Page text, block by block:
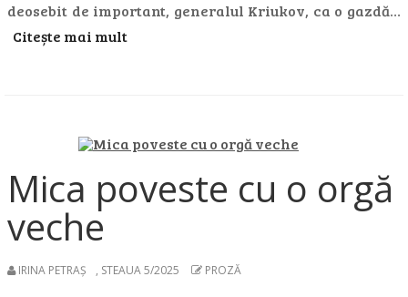
deosebit de important, generalul Kriukov, ca o gazdă…
Citește mai mult
Mica poveste cu o orgă
veche
IRINA PETRAȘ , STEAUA 5/2025 PROZĂ